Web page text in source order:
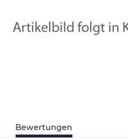
Bewertungen